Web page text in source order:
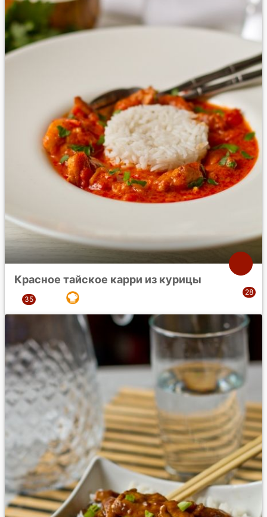
Красное тайское карри из курицы